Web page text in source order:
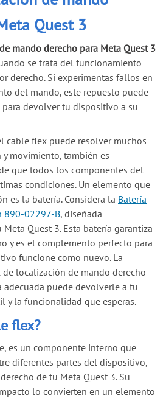
Quest 3
mando derecho para Meta Quest 3
se trata del funcionamiento
derecho. Si experimentas fallos en
del mando, este repuesto puede
devolver tu dispositivo a su
cable flex puede resolver muchos
movimiento, también es
que todos los componentes del
condiciones. Un elemento que
es la batería. Considera la Batería
890-02297-B, diseñada
Quest 3. Esta batería garantiza
y es el complemento perfecto para
funcione como nuevo. La
localización de mando derecho
adecuada puede devolverle a tu
y la funcionalidad que esperas.
flex?
es un componente interno que
diferentes partes del dispositivo,
de tu Meta Quest 3. Su
lo convierten en un elemento